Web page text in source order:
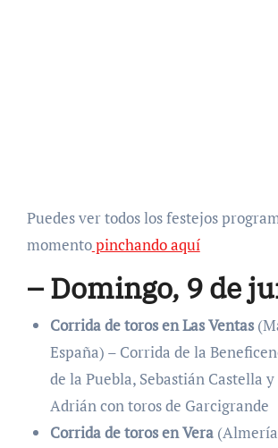
Puedes ver todos los festejos
momentopinchando aquí
– Domingo, 9 de
Corrida de toros en Las Ventas
España) – Corrida de la
de la Puebla, Sebastián Castella
Adrián con toros de Garcigrande
Corrida de toros en Vera